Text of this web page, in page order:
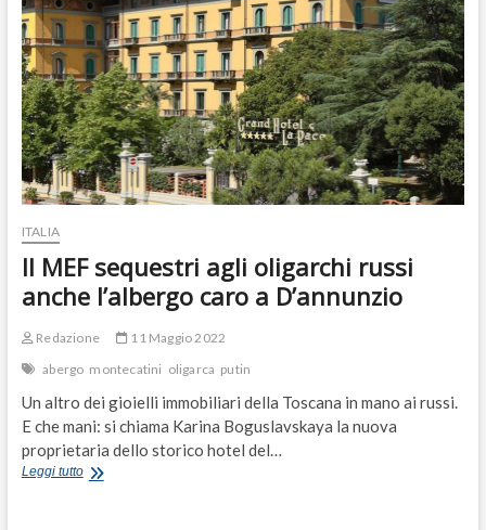
ITALIA
Il MEF sequestri agli oligarchi russi
anche l’albergo caro a D’annunzio
Redazione
11 Maggio 2022
abergo montecatini oligarca putin
Un altro dei gioielli immobiliari della Toscana in mano ai russi.
E che mani: si chiama Karina Boguslavskaya la nuova
proprietaria dello storico hotel del…
Leggi tuttoIl